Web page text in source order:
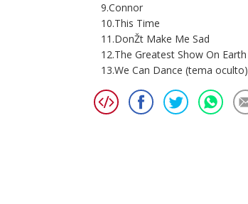
9.Connor
10.This Time
11.DonŽt Make Me Sad
12.The Greatest Show On Earth
13.We Can Dance (tema oculto)